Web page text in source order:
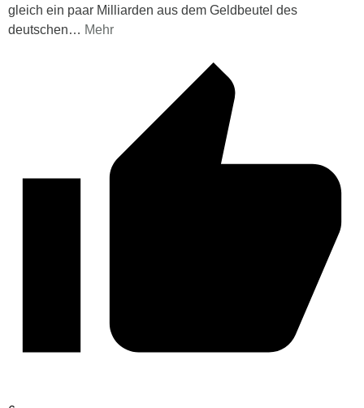
gleich ein paar Milliarden aus dem Geldbeutel des
deutschen… Mehr